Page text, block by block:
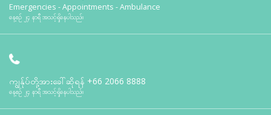
Emergencies - Appointments - Ambulance
နေ့စဉ် ၂၄ နာရီ အသင့်ရှိနေပါသည်။
ကျွန်ုပ်တို့အားခေါ်ဆိုရန် +66 2066 8888
နေ့စဉ် ၂၄ နာရီ အသင့်ရှိနေပါသည်။